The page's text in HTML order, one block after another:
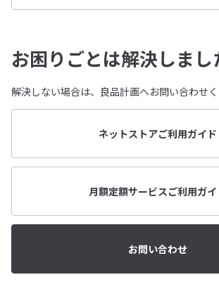
お困りごとは解決しまし
解決しない場合は、良品計画へお問い合わせく
ネットストアご利用ガイド
月額定額サービスご利用ガイ
お問い合わせ